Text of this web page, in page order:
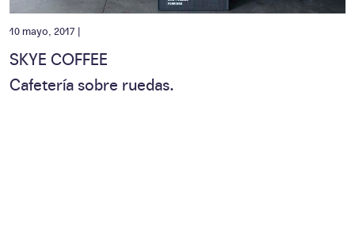
10 mayo, 2017 |
SKYE COFFEE
Cafetería sobre ruedas.